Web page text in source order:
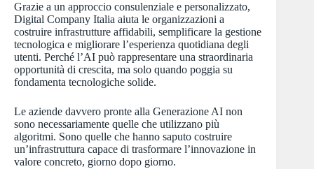
Grazie a un approccio consulenziale e personalizzato,
Digital Company Italia aiuta le organizzazioni a
costruire infrastrutture affidabili, semplificare la gestione
tecnologica e migliorare l’esperienza quotidiana degli
utenti. Perché l’AI può rappresentare una straordinaria
opportunità di crescita, ma solo quando poggia su
fondamenta tecnologiche solide.
Le aziende davvero pronte alla Generazione AI non
sono necessariamente quelle che utilizzano più
algoritmi. Sono quelle che hanno saputo costruire
un’infrastruttura capace di trasformare l’innovazione in
valore concreto, giorno dopo giorno.